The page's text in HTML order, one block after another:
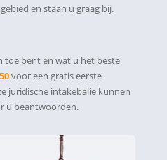
en staan u graag bij.
toe bent en wat u het beste
voor een gratis eerste
juridische intakebalie kunnen
u beantwoorden.